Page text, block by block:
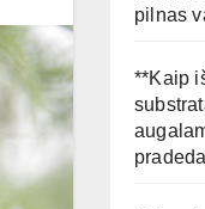
pilnas
**Kaip